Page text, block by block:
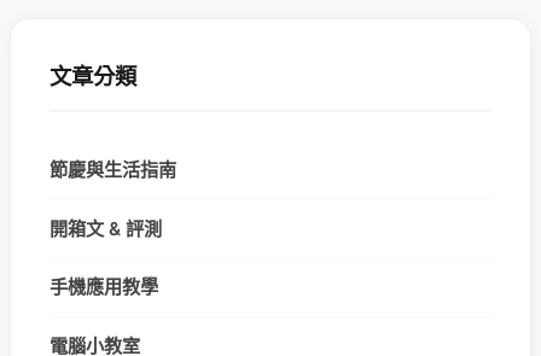
文章分類
節慶與生活指南
開箱文 & 評測
手機應用教學
電腦小教室